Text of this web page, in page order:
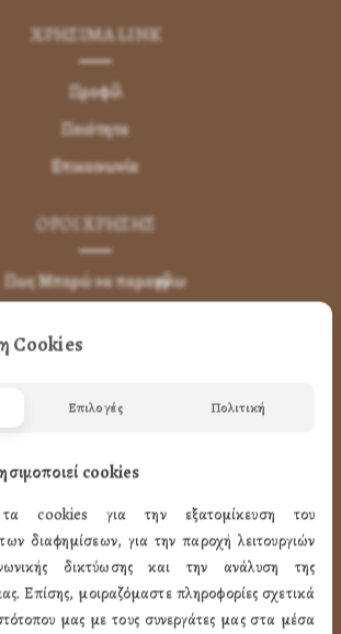
ΧΡΗΣΙΜA LINK
Προφίλ
Ποιότητα
Επικοινωνία
ΌΡΟΙ ΧΡΉΣΗΣ
Πως Μπορώ να παραγγείλω
& Αντικαταβολή
LINK
ΤΑ ΠΡΟΪΟΝΤΑ ΜΑΣ
Εικόνες Αγίων
Εικόνες Παναγίας
Cookies
Επιλογές Πολιτική
cookies
τα cookies για την εξατομίκευση του
διαφημίσεων, για την παροχή λειτουργιών
δικτύωσης και την ανάλυση της
Επίσης, μοιραζόμαστε πληροφορίες σχετικά
μας με τους συνεργάτες μας στα μέσα